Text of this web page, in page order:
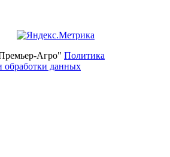
Агро" Политика
обработки данных